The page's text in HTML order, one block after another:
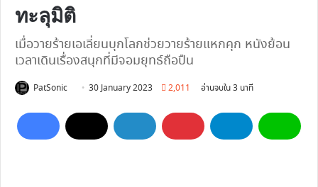
ทะลุมิติ
เมื่อวายร้ายเอเลี่ยนบุกโลกช่วยวายร้ายแหกคุก หนังย้อน
เวลาเดินเรื่องสนุกที่มีจอมยุทธ์ถือปืน
PatSonic
Follow30 January 2023 2,011 อ่านจบใน 3 นาที